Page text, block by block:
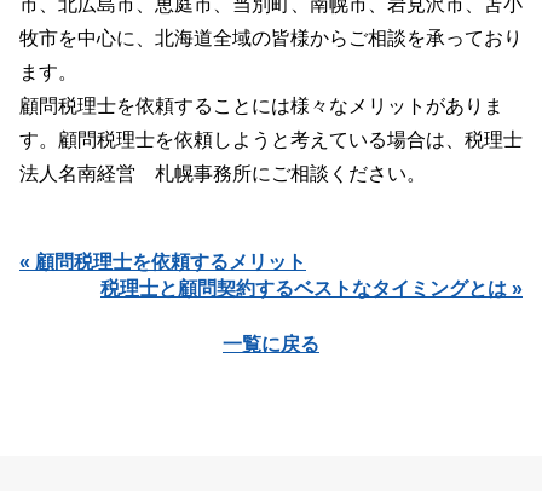
市、北広島市、恵庭市、当別町、南幌市、岩見沢市、苫小
牧市を中心に、北海道全域の皆様からご相談を承っており
ます。
顧問税理士を依頼することには様々なメリットがありま
す。顧問税理士を依頼しようと考えている場合は、税理士
法人名南経営 札幌事務所にご相談ください。
« 顧問税理士を依頼するメリット
税理士と顧問契約するベストなタイミングとは »
一覧に戻る